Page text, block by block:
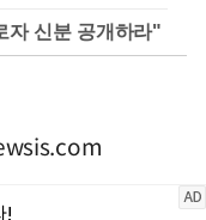
자 신분 공개하라"